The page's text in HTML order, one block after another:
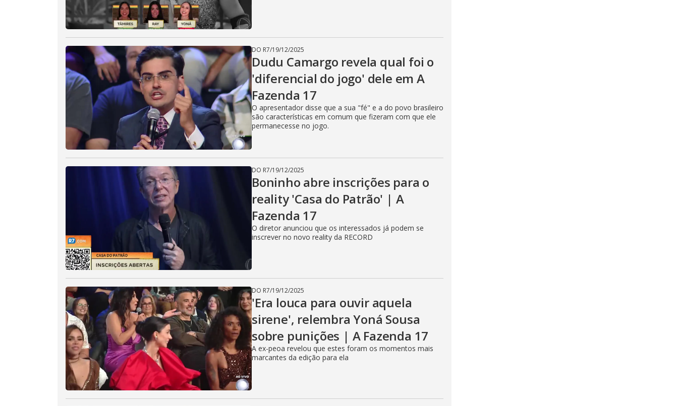
DO R7/19/12/2025
Dudu Camargo revela qual foi o
'diferencial do jogo' dele em A
Fazenda 17
O apresentador disse que a sua "fé" e a do povo brasileiro
são características em comum que fizeram com que ele
permanecesse no jogo.
DO R7/19/12/2025
Boninho abre inscrições para o
reality 'Casa do Patrão' | A
Fazenda 17
O diretor anunciou que os interessados já podem se
inscrever no novo reality da RECORD
DO R7/19/12/2025
'Era louca para ouvir aquela
sirene', relembra Yoná Sousa
sobre punições | A Fazenda 17
A ex-peoa revelou que estes foram os momentos mais
marcantes da edição para ela